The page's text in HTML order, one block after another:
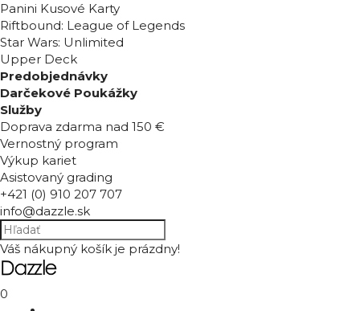
Panini Kusové Karty
Riftbound: League of Legends
Star Wars: Unlimited
Upper Deck
Predobjednávky
Darčekové Poukážky
Služby
Doprava zdarma nad 150 €
Vernostný program
Výkup kariet
Asistovaný grading
+421 (0) 910 207 707
info@dazzle.sk
Váš nákupný košík je prázdny!
0